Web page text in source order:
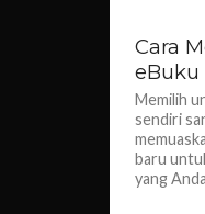
Cara
eBuku
Memilih
sendiri
baru
yang